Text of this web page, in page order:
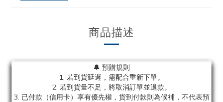
商品描述
🔔 預購規則
1. 若到貨延遲，需配合重新下單。
2. 若到貨量不足，將取消訂單並退款。
3. 已付款（信用卡）享有優先權，貨到付款則為候補，不代表預